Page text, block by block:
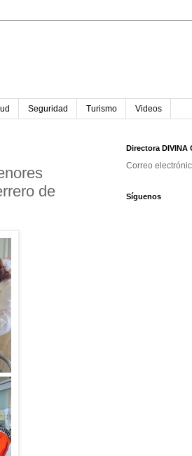
Seguridad Turismo Videos
de
Directora DIVINA
Correo
Síguenos